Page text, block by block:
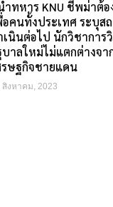
ำทหาร KNU ชี้พม่าต้อ
อคนทั้งประเทศ ระบุส
เนินต่อไป นักวิชาการ
บาลใหม่ไม่แตกต่างจา
รษฐกิจชายแดน
สิงหาคม, 2023